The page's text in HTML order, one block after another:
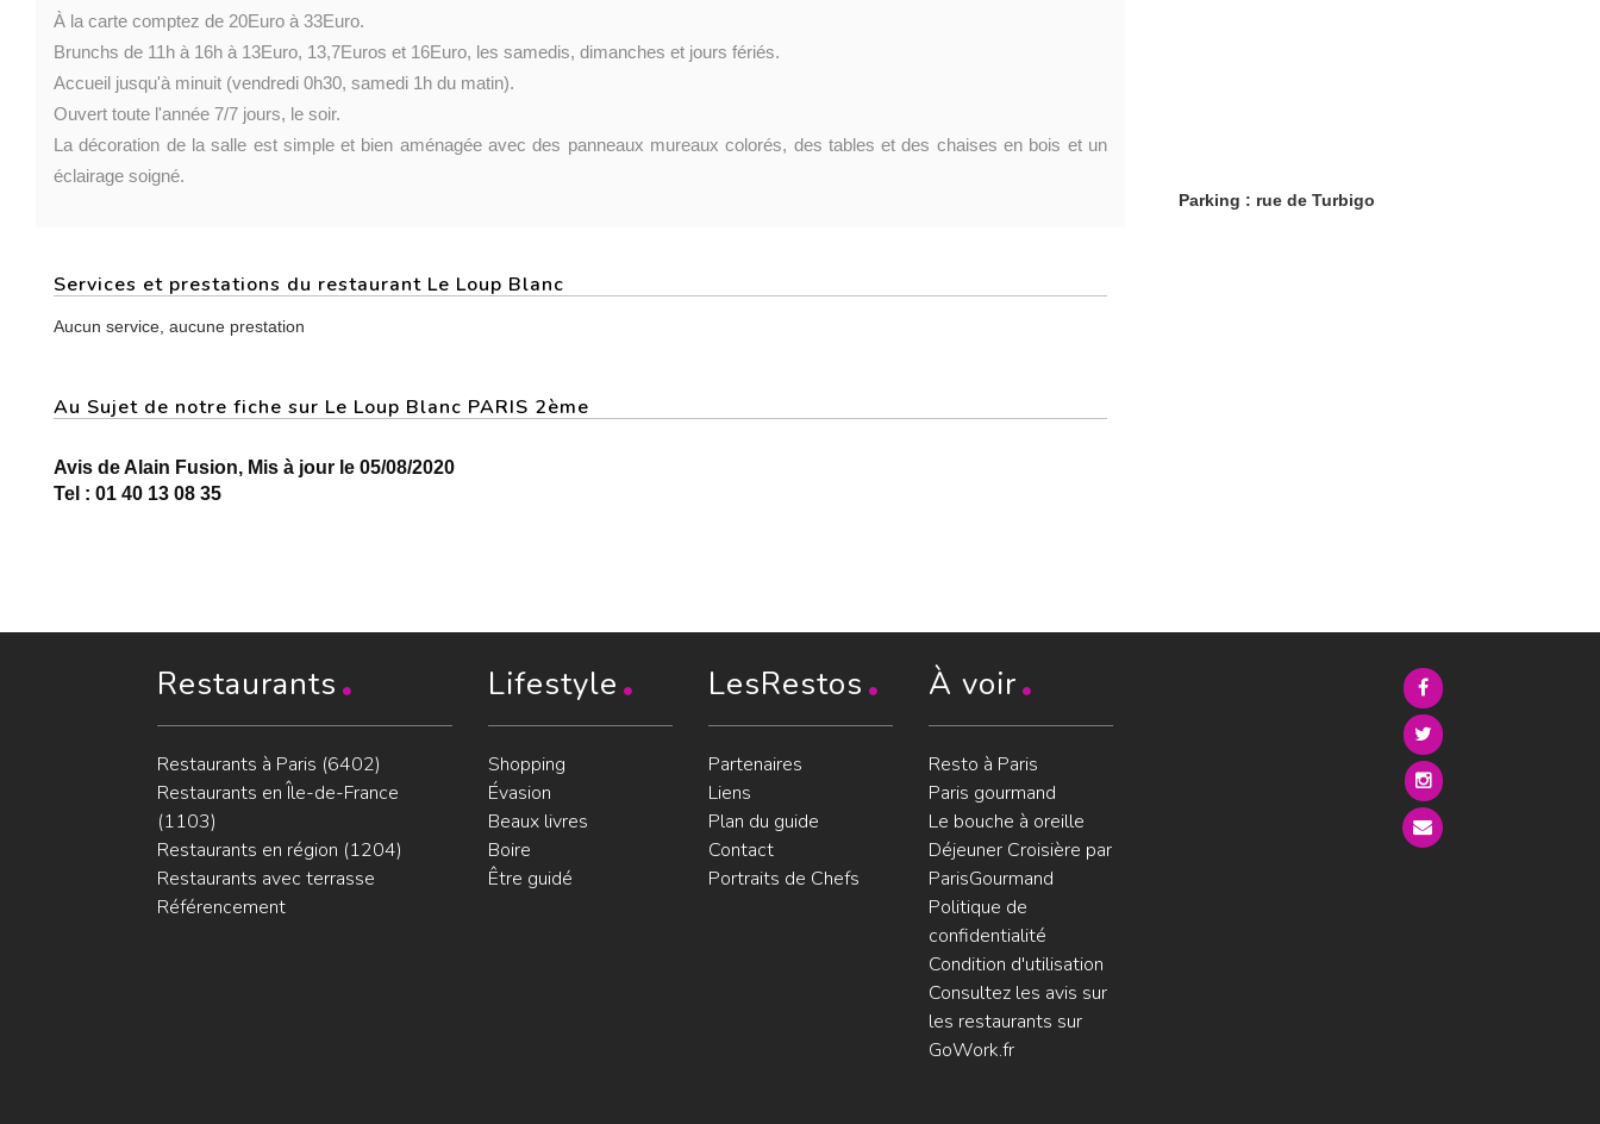
À la carte comptez de 20Euro à 33Euro.
Brunchs de 11h à 16h à 13Euro, 13,7Euros et 16Euro, les samedis, dimanches et jours fériés.
Accueil jusqu'à minuit (vendredi 0h30, samedi 1h du matin).
Ouvert toute l'année 7/7 jours, le soir.
La décoration de la salle est simple et bien aménagée avec des panneaux mureaux colorés, des tables et des chaises en bois et un
éclairage soigné.
Services et prestations du restaurant Le Loup Blanc
Aucun service, aucune prestation
Au Sujet de notre fiche sur Le Loup Blanc PARIS 2ème
Avis de Alain Fusion, Mis à jour le 05/08/2020
Tel : 01 40 13 08 35
Parking : rue de Turbigo
Restaurants
Restaurants à Paris (6402)
Restaurants en Île-de-France
(1103)
Restaurants en région (1204)
Restaurants avec terrasse
Référencement
Lifestyle
Shopping
Évasion
Beaux livres
Boire
Être guidé
LesRestos
Partenaires
Liens
Plan du guide
Contact
Portraits de Chefs
À voir
Resto à Paris
Paris gourmand
Le bouche à oreille
Déjeuner Croisière par
ParisGourmand
Politique de
confidentialité
Condition d'utilisation
Consultez les avis sur
les restaurants sur
GoWork.fr